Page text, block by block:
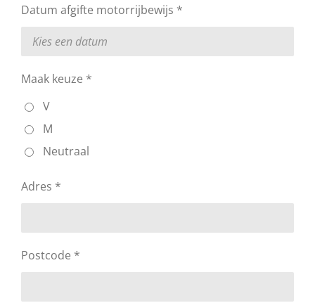
Datum afgifte motorrijbewijs *
Maak keuze *
V
M
Neutraal
Adres *
Postcode *